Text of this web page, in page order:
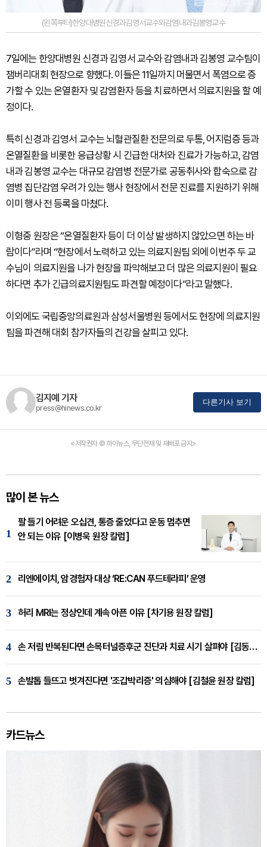
(왼쪽부터)한양대병원신경과김영서교수와감염내과김봉영교수
7일에는 한양대병원 신경과 김영서 교수와 감염내과 김봉영 교수팀이
잼버리대회 현장으로 향했다. 이들은 11일까지 머물면서 폭염으로 증
가할 수 있는 온열환자 및 감염환자 등을 치료하면서 의료지원을 할 예
정이다.
특히 신경과 김영서 교수는 뇌혈관질환 전문의로 두통, 어지럼증 등과
온열질환을 비롯한 응급상황 시 긴급한 대처와 진료가 가능하고, 감염
내과 김봉영 교수는 대규모 감염병 전문가로 공동취사와 합숙으로 감
염병 집단감염 우려가 있는 행사 현장에서 전문 진료를 지원하기 위해
이미 행사 전 등록을 마쳤다.
이형중 원장은 “온열질환자 등이 더 이상 발생하지 않았으면 하는 바
람이다”라며 “현장에서 노력하고 있는 의료지원팀 외에 이번주 두 교
수님이 의료지원을 나가 현장을 파악해보고 더 많은 의료지원이 필요
하다면 추가 긴급의료지원팀도 파견할 예정이다”라고 말했다.
이외에도 국립중앙의료원과 삼성서울병원 등에서도 현장에 의료지원
팀을 파견해 대회 참가자들의 건강을 살피고 있다.
김지예 기자
press@hinews.co.kr
다른기사 보기
<저작권자 © 하이뉴스, 무단전재 및 재배포 금지>
많이 본 뉴스
1
팔 들기 어려운 오십견, 통증 줄었다고 운동 멈추면
안 되는 이유 [이병욱 원장 칼럼]
2 리엔에이치, 암경험자 대상 ‘RE:CAN 푸드테라피’ 운영
3 허리 MRI는 정상인데 계속 아픈 이유 [차기용 원장 칼럼]
4 손 저림 반복된다면 손목터널증후군 진단과 치료 시기 살펴야 [김동현 원장 칼럼]
5 손발톱 들뜨고 벗겨진다면 '조갑박리증' 의심해야 [김철윤 원장 칼럼]
카드뉴스